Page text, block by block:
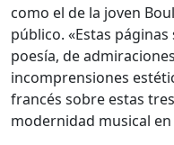
como el de la joven
público. «Estas
poesía, de
incomprensiones
francés sobre estas
modernidad musical